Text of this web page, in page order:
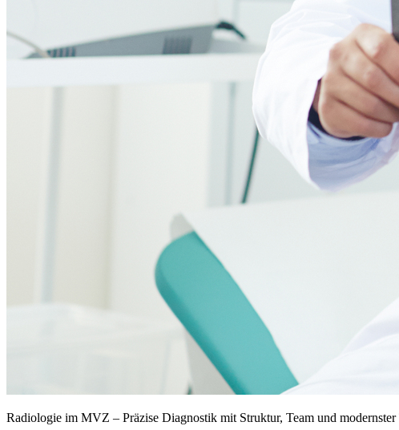
Radiologie im MVZ – Präzise Diagnostik mit Struktur, Team und